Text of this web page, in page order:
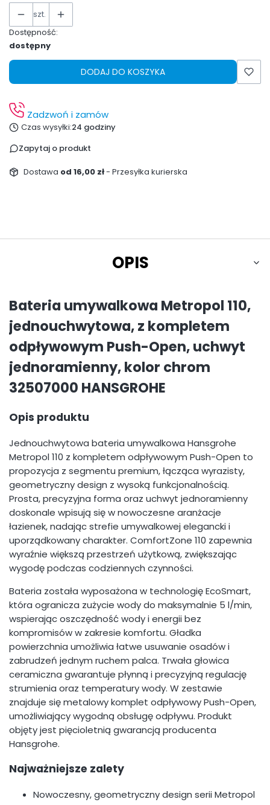
szt.
Dostępność:
dostępny
DODAJ DO KOSZYKA
Zadzwoń i zamów
Czas wysyłki:24 godziny
Zapytaj o produkt
Dostawa od 16,00 zł- Przesyłka kurierska
OPIS
Bateria umywalkowa Metropol 110,
jednouchwytowa, z kompletem
odpływowym Push-Open, uchwyt
jednoramienny, kolor chrom
32507000 HANSGROHE
Opis produktu
Jednouchwytowa bateria umywalkowa Hansgrohe
Metropol 110 z kompletem odpływowym Push-Open to
propozycja z segmentu premium, łącząca wyrazisty,
geometryczny design z wysoką funkcjonalnością.
Prosta, precyzyjna forma oraz uchwyt jednoramienny
doskonale wpisują się w nowoczesne aranżacje
łazienek, nadając strefie umywalkowej elegancki i
uporządkowany charakter. ComfortZone 110 zapewnia
wyraźnie większą przestrzeń użytkową, zwiększając
wygodę podczas codziennych czynności.
Bateria została wyposażona w technologię EcoSmart,
która ogranicza zużycie wody do maksymalnie 5 l/min,
wspierając oszczędność wody i energii bez
kompromisów w zakresie komfortu. Gładka
powierzchnia umożliwia łatwe usuwanie osadów i
zabrudzeń jednym ruchem palca. Trwała głowica
ceramiczna gwarantuje płynną i precyzyjną regulację
strumienia oraz temperatury wody. W zestawie
znajduje się metalowy komplet odpływowy Push-Open,
umożliwiający wygodną obsługę odpływu. Produkt
objęty jest pięcioletnią gwarancją producenta
Hansgrohe.
Najważniejsze zalety
Nowoczesny, geometryczny design serii Metropol